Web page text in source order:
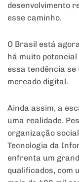
desenvolvimento
esse caminho.
O Brasil está
há muito
essa tendência
mercado digital.
Ainda assim, a
uma realidade.
organização
Tecnologia da
enfrenta um
qualificados, com